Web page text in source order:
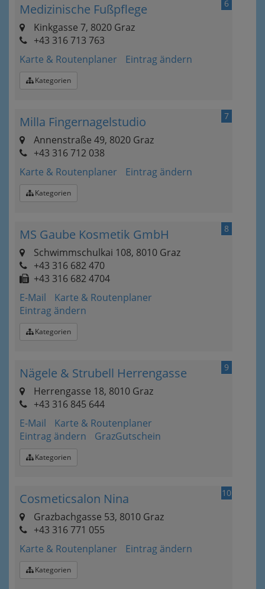
6
Medizinische Fußpflege
Kinkgasse 7, 8020 Graz
+43 316 713 763
Karte & Routenplaner
Eintrag ändern
Kategorien
7
Milla Fingernagelstudio
Annenstraße 49, 8020 Graz
+43 316 712 038
Karte & Routenplaner
Eintrag ändern
Kategorien
8
MS Gaube Kosmetik GmbH
Schwimmschulkai 108, 8010 Graz
+43 316 682 470
+43 316 682 4704
E-Mail
Karte & Routenplaner
Eintrag ändern
Kategorien
9
Nägele & Strubell Herrengasse
Herrengasse 18, 8010 Graz
+43 316 845 644
E-Mail
Karte & Routenplaner
Eintrag ändern
GrazGutschein
Kategorien
10
Cosmeticsalon Nina
Grazbachgasse 53, 8010 Graz
+43 316 771 055
Karte & Routenplaner
Eintrag ändern
Kategorien